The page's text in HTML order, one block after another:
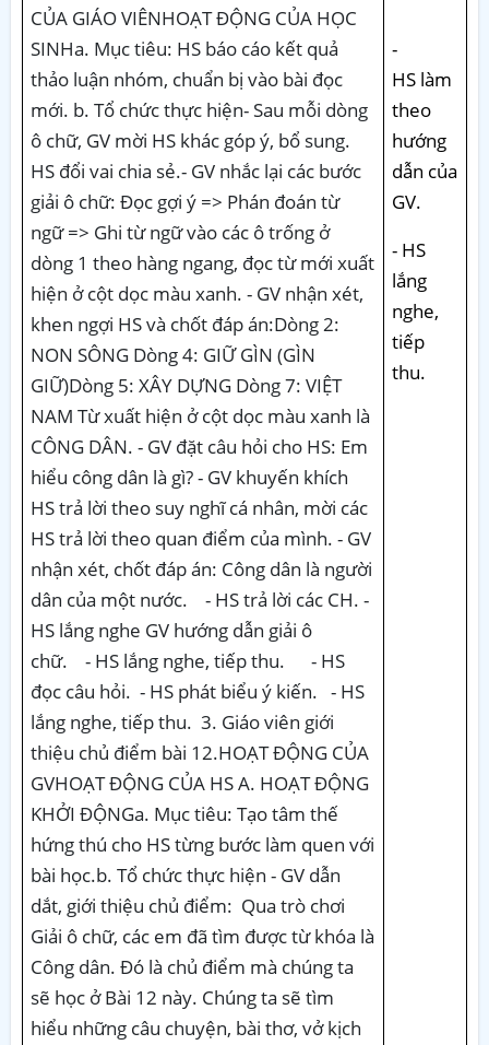
-
HS làm
theo
hướng
dẫn của
GV.
- HS
lắng
nghe,
tiếp
thu.